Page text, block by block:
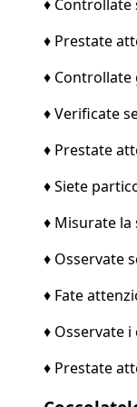
♦ Controllate
♦ Prestate
♦ Controllate
♦ Verificate
♦ Prestate
♦ Siete
♦ Misurate
♦ Osservate
♦ Fate
♦ Osservate
♦ Prestate